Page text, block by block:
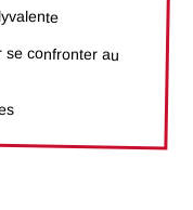
se confronter au